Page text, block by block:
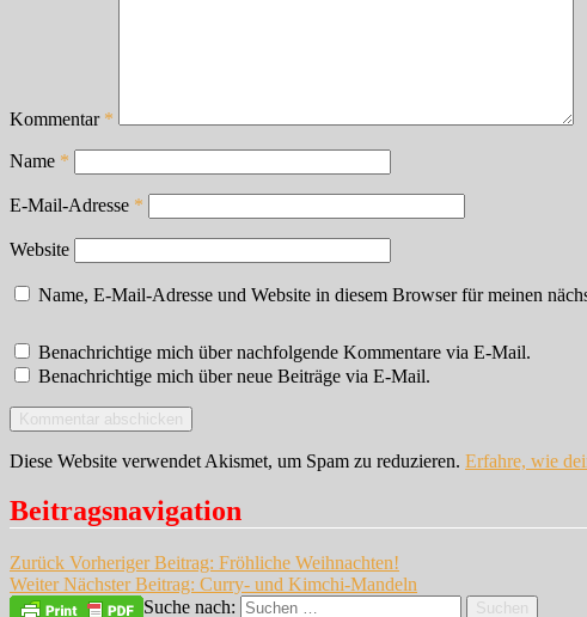
Kommentar *
Name *
E-Mail-Adresse *
Website
Name, E-Mail-Adresse und Website in diesem Browser für meinen
Benachrichtige mich über nachfolgende Kommentare via E-Mail.
Benachrichtige mich über neue Beiträge via E-Mail.
Diese Website verwendet Akismet, um Spam zu reduzieren. Erfahre, wie
Beitragsnavigation
Zurück Vorheriger Beitrag: Fröhliche Weihnachten!
Weiter Nächster Beitrag: Curry- und Kimchi-Mandeln
Suche nach:
Suchen